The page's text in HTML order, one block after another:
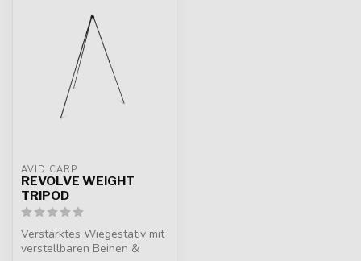
AVID CARP
REVOLVE WEIGHT
TRIPOD
Verstärktes Wiegestativ mit
verstellbaren Beinen &